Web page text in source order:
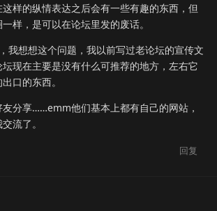
样的纵情表达之后会有一些有趣的东西，但
样，是可以在论坛里发的废话。
我想想这个问题，我以前写过老论坛的宣传文
现在主要是没有什么可推荐的地方，左右它
口的东西。
分享……emm他们基本上都有自己的网站，
流了。
回复